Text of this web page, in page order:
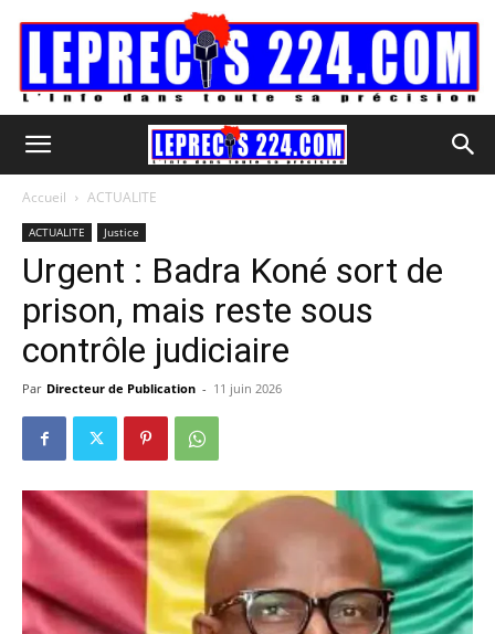
Accueil ACTUALITE
ACTUALITE Justice
Urgent : Badra Koné sort de
prison, mais reste sous
contrôle judiciaire
Par Directeur de Publication - 11 juin 2026